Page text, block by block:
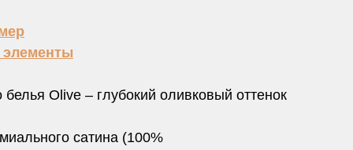
элементы
белья Olive – глубокий оливковый оттенок
сатина (100%